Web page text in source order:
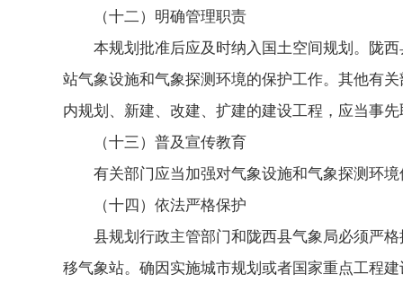
（十二）明确管理职责
本规划批准后应及时纳入国土空间规划。陇
站气象设施和气象探测环境的保护工作。其他有
内规划、新建、改建、扩建的建设工程，应当事
（十三）普及宣传教育
有关部门应当加强对气象设施和气象探测环
（十四）依法严格保护
县规划行政主管部门和陇西县气象局必须严
移气象站。确因实施城市规划或者国家重点工程